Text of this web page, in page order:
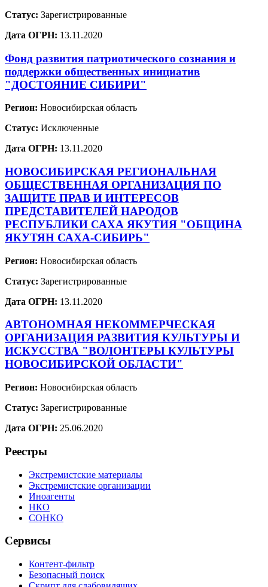
Статус: Зарегистрированные
Дата ОГРН: 13.11.2020
Фонд развития патриотического сознания и
поддержки общественных инициатив
"ДОСТОЯНИЕ СИБИРИ"
Регион: Новосибирская область
Статус: Исключенные
Дата ОГРН: 13.11.2020
НОВОСИБИРСКАЯ РЕГИОНАЛЬНАЯ
ОБЩЕСТВЕННАЯ ОРГАНИЗАЦИЯ ПО
ЗАЩИТЕ ПРАВ И ИНТЕРЕСОВ
ПРЕДСТАВИТЕЛЕЙ НАРОДОВ
РЕСПУБЛИКИ САХА ЯКУТИЯ "ОБЩИНА
ЯКУТЯН САХА-СИБИРЬ"
Регион: Новосибирская область
Статус: Зарегистрированные
Дата ОГРН: 13.11.2020
АВТОНОМНАЯ НЕКОММЕРЧЕСКАЯ
ОРГАНИЗАЦИЯ РАЗВИТИЯ КУЛЬТУРЫ И
ИСКУССТВА "ВОЛОНТЕРЫ КУЛЬТУРЫ
НОВОСИБИРСКОЙ ОБЛАСТИ"
Регион: Новосибирская область
Статус: Зарегистрированные
Дата ОГРН: 25.06.2020
Реестры
Экстремистские материалы
Экстремистские организации
Иноагенты
НКО
СОНКО
Сервисы
Контент-фильтр
Безопасный поиск